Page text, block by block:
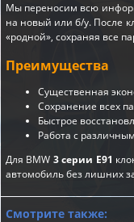
Мы переносим всю
на новый или б/у. После
«родной», сохраняя все
Преимущества
Существенная
Сохранение всех
Быстрое
Работа с
Для BMW 3 серии E91
автомобиль без лишних
Смотрите также: